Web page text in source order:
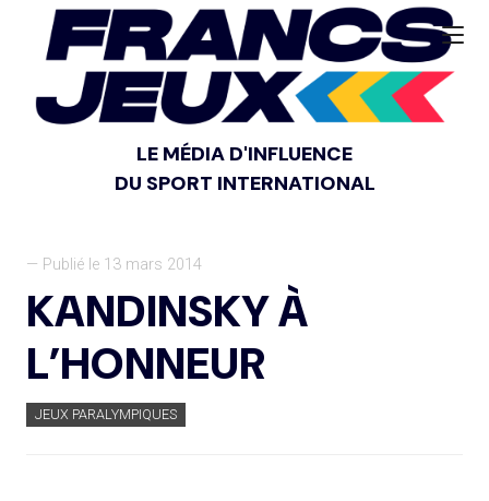
LE MÉDIA D'INFLUENCE
DU SPORT INTERNATIONAL
— Publié le 13 mars 2014
KANDINSKY À
L’HONNEUR
JEUX PARALYMPIQUES